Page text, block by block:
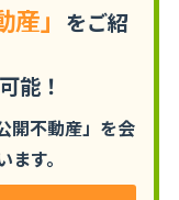
」 をご紹
能！
開不動産」を会
す。